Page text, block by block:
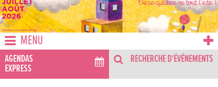
MENU
AGENDAS
EXPRESS
RECHERCHE D'ÉVÉNEMENTS